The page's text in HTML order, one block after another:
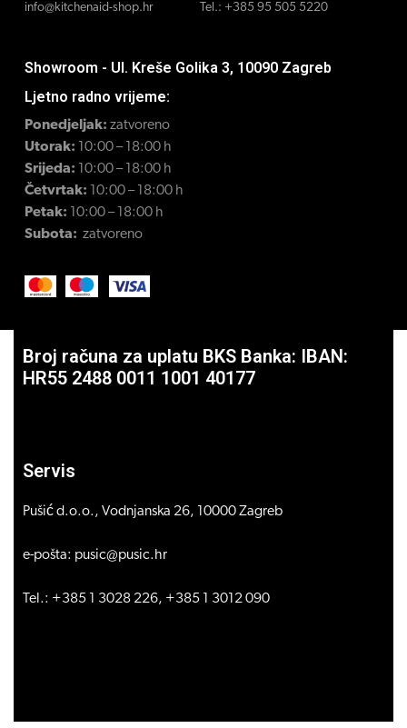
info@kitchenaid-shop.hr Tel.: +385 95 505 5220
Showroom - Ul. Kreše Golika 3, 10090 Zagreb
Ljetno radno vrijeme:
Ponedjeljak: zatvoreno
Utorak: 10:00 – 18:00 h
Srijeda: 10:00 – 18:00 h
Četvrtak: 10:00 – 18:00 h
Petak: 10:00 – 18:00 h
Subota: zatvoreno
Broj računa za uplatu BKS Banka: IBAN:
HR55 2488 0011 1001 40177
Servis
Pušić d.o.o., Vodnjanska 26, 10000 Zagreb
e-pošta: pusic@pusic.hr
Tel.: +385 1 3028 226, +385 1 3012 090